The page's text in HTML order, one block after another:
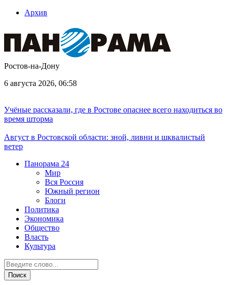
Архив
Ростов-на-Дону
6 августа 2026, 06:58
Учёные рассказали, где в Ростове опаснее всего находиться во
время шторма
Август в Ростовской области: зной, ливни и шквалистый
ветер
Панорама 24
Мир
Вся Россия
Южный регион
Блоги
Политика
Экономика
Общество
Власть
Культура